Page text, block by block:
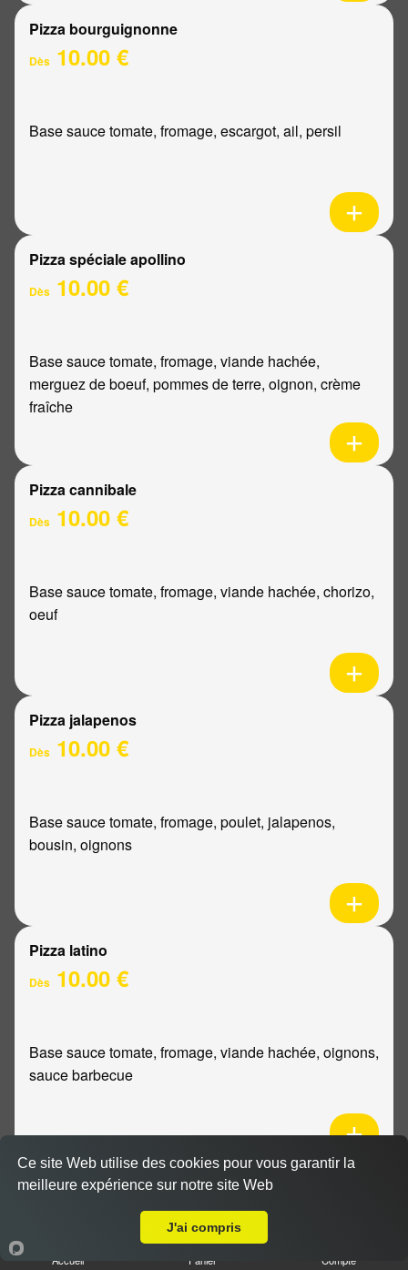
Pizza bourguignonne
Dès 10.00 €
Base sauce tomate, fromage, escargot, ail, persil
Pizza spéciale apollino
Dès 10.00 €
Base sauce tomate, fromage, viande hachée,
merguez de boeuf, pommes de terre, oignon, crème
fraîche
Pizza cannibale
Dès 10.00 €
Base sauce tomate, fromage, viande hachée, chorizo,
oeuf
Pizza jalapenos
Dès 10.00 €
Base sauce tomate, fromage, poulet, jalapenos,
bousin, oignons
Pizza latino
Dès 10.00 €
Base sauce tomate, fromage, viande hachée, oignons,
sauce barbecue
Pizza mexicaine
Accueil Panier Compte
Ce site Web utilise des cookies pour vous garantir la
meilleure expérience sur notre site Web
J'ai compris